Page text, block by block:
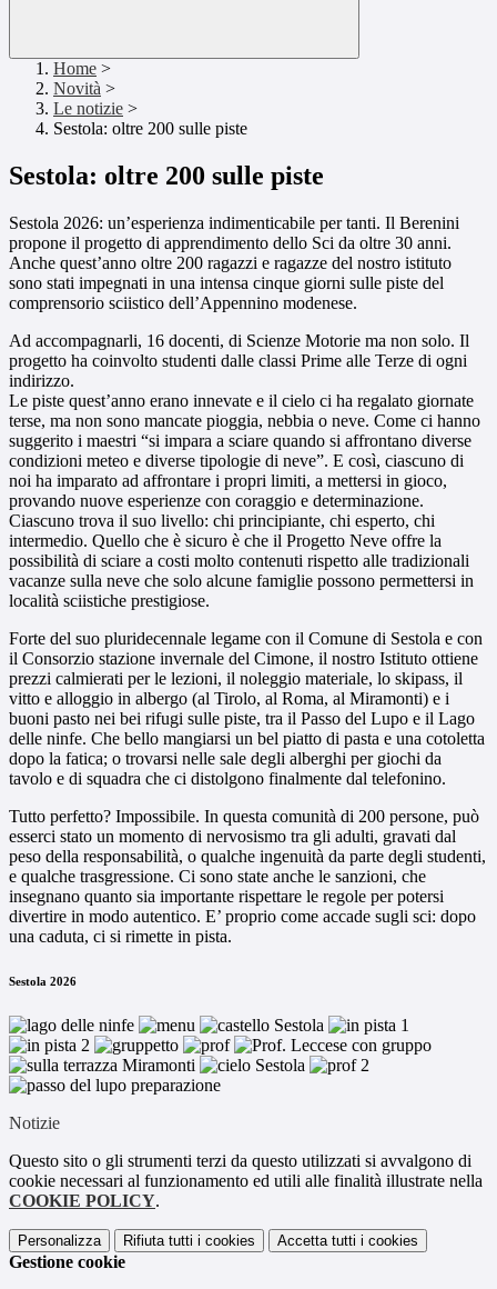
Home >
Novità >
Le notizie >
Sestola: oltre 200 sulle piste
Sestola: oltre 200 sulle piste
Sestola 2026: un’esperienza indimenticabile per tanti. Il Berenini
propone il progetto di apprendimento dello Sci da oltre 30 anni.
Anche quest’anno oltre 200 ragazzi e ragazze del nostro istituto
sono stati impegnati in una intensa cinque giorni sulle piste del
comprensorio sciistico dell’Appennino modenese.
Ad accompagnarli, 16 docenti, di Scienze Motorie ma non solo. Il
progetto ha coinvolto studenti dalle classi Prime alle Terze di ogni
indirizzo.
Le piste quest’anno erano innevate e il cielo ci ha regalato giornate
terse, ma non sono mancate pioggia, nebbia o neve. Come ci hanno
suggerito i maestri “si impara a sciare quando si affrontano diverse
condizioni meteo e diverse tipologie di neve”. E così, ciascuno di
noi ha imparato ad affrontare i propri limiti, a mettersi in gioco,
provando nuove esperienze con coraggio e determinazione.
Ciascuno trova il suo livello: chi principiante, chi esperto, chi
intermedio. Quello che è sicuro è che il Progetto Neve offre la
possibilità di sciare a costi molto contenuti rispetto alle tradizionali
vacanze sulla neve che solo alcune famiglie possono permettersi in
località sciistiche prestigiose.
Forte del suo pluridecennale legame con il Comune di Sestola e con
il Consorzio stazione invernale del Cimone, il nostro Istituto ottiene
prezzi calmierati per le lezioni, il noleggio materiale, lo skipass, il
vitto e alloggio in albergo (al Tirolo, al Roma, al Miramonti) e i
buoni pasto nei bei rifugi sulle piste, tra il Passo del Lupo e il Lago
delle ninfe. Che bello mangiarsi un bel piatto di pasta e una cotoletta
dopo la fatica; o trovarsi nelle sale degli alberghi per giochi da
tavolo e di squadra che ci distolgono finalmente dal telefonino.
Tutto perfetto? Impossibile. In questa comunità di 200 persone, può
esserci stato un momento di nervosismo tra gli adulti, gravati dal
peso della responsabilità, o qualche ingenuità da parte degli studenti,
e qualche trasgressione. Ci sono state anche le sanzioni, che
insegnano quanto sia importante rispettare le regole per potersi
divertire in modo autentico. E’ proprio come accade sugli sci: dopo
una caduta, ci si rimette in pista.
Sestola 2026
Notizie
Questo sito o gli strumenti terzi da questo utilizzati si avvalgono di
cookie necessari al funzionamento ed utili alle finalità illustrate nella
COOKIE POLICY.
Personalizza Rifiuta tutti i cookies Accetta tutti i cookies
Gestione cookie